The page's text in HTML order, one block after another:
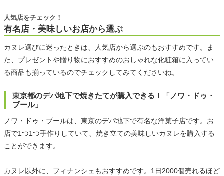
有名店・美味しいお店から選ぶ
人気店をチェック！
カヌレ選びに迷ったときは、人気店から選ぶのもおすすめです。ま
た、プレゼントや贈り物におすすめのおしゃれな化粧箱に入ってい
る商品も揃っているのでチェックしてみてくださいね。
東京都のデパ地下で焼きたてが購入できる！「ノワ・ドゥ・
ブール」
ノワ・ドゥ・ブールは、東京のデパ地下で有名な洋菓子店です。お
店で1つ1つ手作りしていて、焼き立ての美味しいカヌレを購入する
ことができます。
カヌレ以外に、フィナンシェもおすすめです。1日2000個売れるほど